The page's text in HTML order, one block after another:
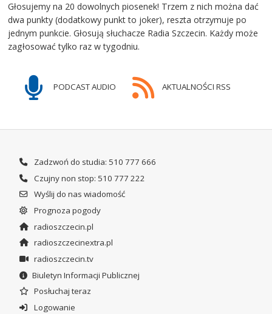
Głosujemy na 20 dowolnych piosenek! Trzem z nich można dać
dwa punkty (dodatkowy punkt to joker), reszta otrzymuje po
jednym punkcie. Głosują słuchacze Radia Szczecin. Każdy może
zagłosować tylko raz w tygodniu.
PODCAST AUDIO AKTUALNOŚCI RSS
Zadzwoń do studia: 510 777 666
Czujny non stop: 510 777 222
Wyślij do nas wiadomość
Prognoza pogody
radioszczecin.pl
radioszczecinextra.pl
radioszczecin.tv
Biuletyn Informacji Publicznej
Posłuchaj teraz
Logowanie